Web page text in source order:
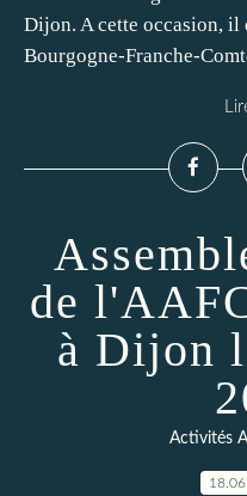
Dijon. A cette occasion, il
Bourgogne-Franche-
de
à Dijon
Activités